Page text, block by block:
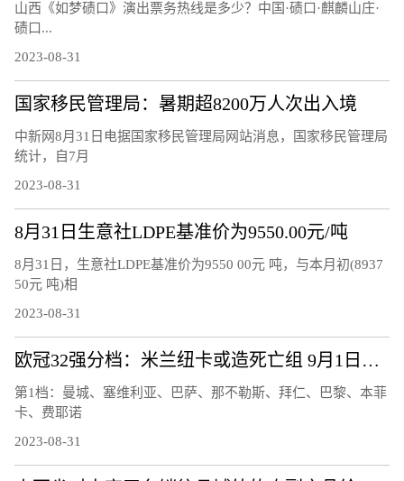
山西《如梦碛口》演出票务热线是多少？中国·碛口·麒麟山庄·
碛口...
2023-08-31
国家移民管理局：暑期超8200万人次出入境
中新网8月31日电据国家移民管理局网站消息，国家移民管理局
统计，自7月
2023-08-31
8月31日生意社LDPE基准价为9550.00元/吨
8月31日，生意社LDPE基准价为9550 00元 吨，与本月初(8937
50元 吨)相
2023-08-31
欧冠32强分档：米兰纽卡或造死亡组 9月1日抽签见分晓
第1档：曼城、塞维利亚、巴萨、那不勒斯、拜仁、巴黎、本菲
卡、费耶诺
2023-08-31